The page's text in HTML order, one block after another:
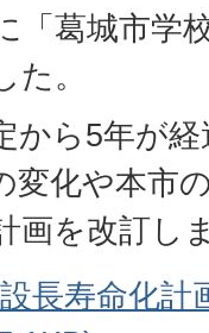
「葛城市学
。
から5年が
変化や本市
画を改訂し
長寿命化計